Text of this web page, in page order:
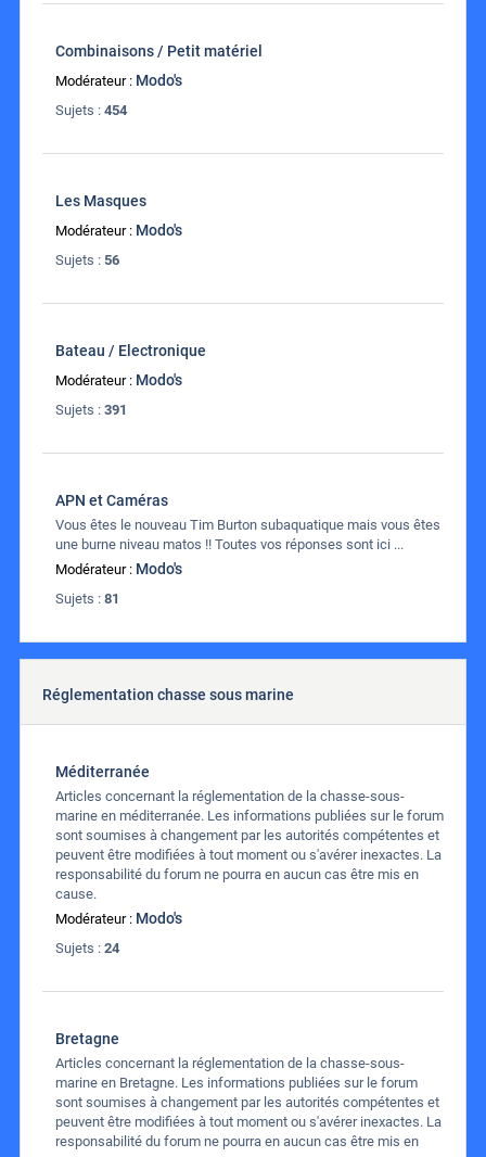
Combinaisons / Petit matériel
Modérateur : Modo's
Sujets : 454
Les Masques
Modérateur : Modo's
Sujets : 56
Bateau / Electronique
Modérateur : Modo's
Sujets : 391
APN et Caméras
Vous êtes le nouveau Tim Burton subaquatique mais vous êtes
une burne niveau matos !! Toutes vos réponses sont ici ...
Modérateur : Modo's
Sujets : 81
Réglementation chasse sous marine
Méditerranée
Articles concernant la réglementation de la chasse-sous-
marine en méditerranée. Les informations publiées sur le forum
sont soumises à changement par les autorités compétentes et
peuvent être modifiées à tout moment ou s'avérer inexactes. La
responsabilité du forum ne pourra en aucun cas être mis en
cause.
Modérateur : Modo's
Sujets : 24
Bretagne
Articles concernant la réglementation de la chasse-sous-
marine en Bretagne. Les informations publiées sur le forum
sont soumises à changement par les autorités compétentes et
peuvent être modifiées à tout moment ou s'avérer inexactes. La
responsabilité du forum ne pourra en aucun cas être mis en